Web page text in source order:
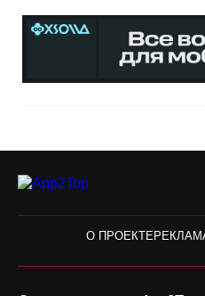
О ПРОЕКТЕ